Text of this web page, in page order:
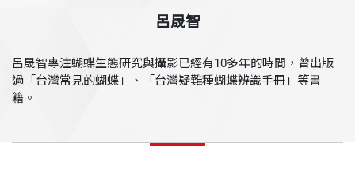
呂晟智
呂晟智專注蝴蝶生態研究與攝影已經有10多年的時間，曾出版
過「台灣常見的蝴蝶」、「台灣疑難種蝴蝶辨識手冊」等書
籍。